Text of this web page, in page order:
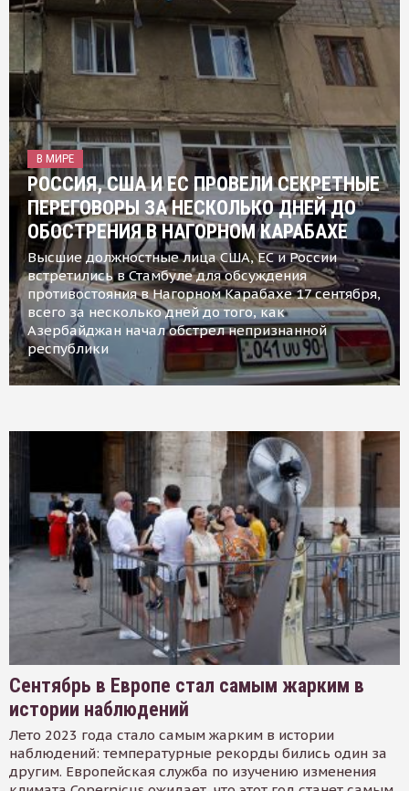
В МИРЕ
РОССИЯ, США И ЕС ПРОВЕЛИ СЕКРЕТНЫЕ
ПЕРЕГОВОРЫ ЗА НЕСКОЛЬКО ДНЕЙ ДО
ОБОСТРЕНИЯ В НАГОРНОМ КАРАБАХЕ
Высшие должностные лица США, ЕС и России
встретились в Стамбуле для обсуждения
противостояния в Нагорном Карабахе 17 сентября,
всего за несколько дней до того, как
Азербайджан начал обстрел непризнанной
республики
Сентябрь в Европе стал самым жарким в
истории наблюдений
Лето 2023 года стало самым жарким в истории
наблюдений: температурные рекорды бились один за
другим. Европейская служба по изучению изменения